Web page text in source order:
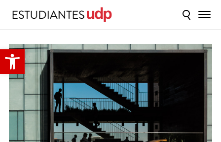
Abrir barra de herramientas